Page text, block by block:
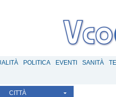
POLITICA EVENTI SANITÀ
CITTÀ